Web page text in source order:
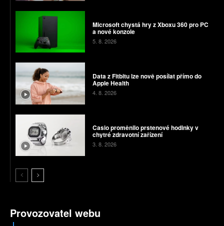
Microsoft chystá hry z Xboxu 360 pro PC
a nové konzole
5. 8. 2026
Data z Fitbitu lze nově posílat přímo do
Apple Health
4. 8. 2026
Casio proměnilo prstenové hodinky v
chytré zdravotní zařízení
3. 8. 2026
Provozovatel webu